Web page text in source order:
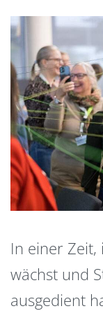
In einer
wächst und
ausgedient